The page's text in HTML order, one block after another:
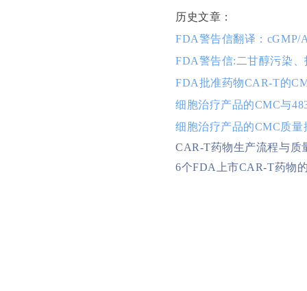
历史文章：
FDA警告信翻译：cGMP/
FDA警告信:二甘醇污染、
FDA批准药物CAR-T的
细胞治疗产品的CMC与
细胞治疗产品的CMC质量
CAR-T药物生产流程与质
6个FDA上市CAR-T药物